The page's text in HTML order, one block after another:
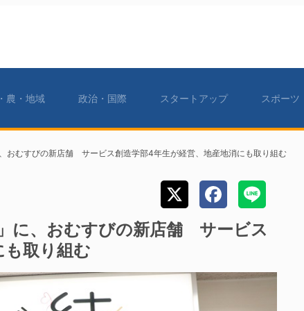
農・地域 政治・国際 スタートアップ スポーツ
おむすびの新店舗 サービス創造学部4年生が経営、地産地消にも取り組む
に、おむすびの新店舗 サービス
も取り組む